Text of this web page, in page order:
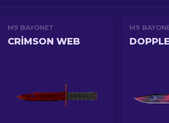
M9 BAYONET
CRIMSON WEB
M9